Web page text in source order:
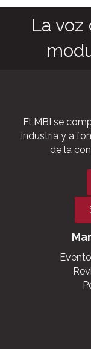
La
El MBI se
industria y a
de la